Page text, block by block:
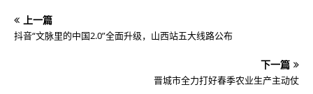
上一篇
抖音“文脉里的中国2.0”全面升级，山西站五大线路公布
下一篇
晋城市全力打好春季农业生产主动仗